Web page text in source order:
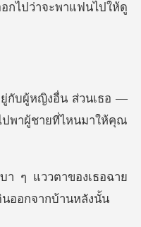
ญิงอื่น ส่วนเธอ —
แววตาของเธอฉาย